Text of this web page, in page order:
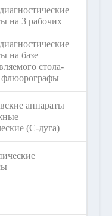
на 3 рабочих
на базе
стола-
флюорографы
аппараты
(С-дуга)